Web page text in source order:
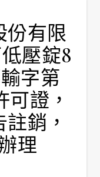
份有限
壓錠8
字第
可證，
銷，
理